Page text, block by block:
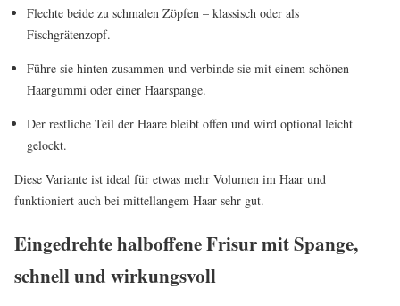
Flechte beide zu schmalen Zöpfen – klassisch oder als
Fischgrätenzopf.
Führe sie hinten zusammen und verbinde sie mit einem schönen
Haargummi oder einer Haarspange.
Der restliche Teil der Haare bleibt offen und wird optional leicht
gelockt.
Diese Variante ist ideal für etwas mehr Volumen im Haar und
funktioniert auch bei mittellangem Haar sehr gut.
Eingedrehte halboffene Frisur mit Spange,
schnell und wirkungsvoll